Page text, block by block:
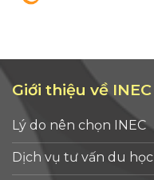
Giới thiệu về INEC
Lý do nên chọn INEC
Dịch vụ tư vấn du học